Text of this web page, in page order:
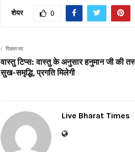
शेयर 0
पिछला पद
वास्तु टिप्स: वास्तु के अनुसार हनुमान जी की
सुख-समृद्धि, प्रगति मिलेगी
Live Bharat Times